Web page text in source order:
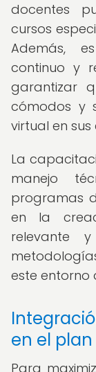
docentes
cursos
Además,
continuo y
garantizar
cómodos y
virtual en sus
La
manejo
programas
en la
relevante
este entorno
en el
Para